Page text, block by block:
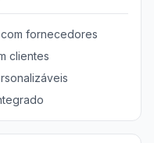
fornecedores
clientes